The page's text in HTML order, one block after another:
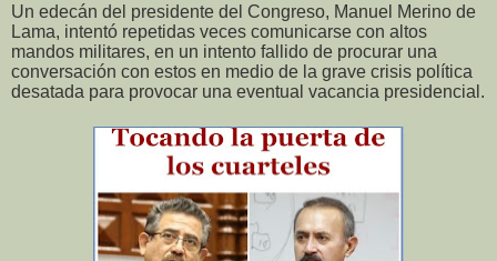
Un edecán del presidente del Congreso, Manuel Merino de
Lama, intentó repetidas veces comunicarse con altos
mandos militares, en un intento fallido de procurar una
conversación con estos en medio de la grave crisis política
desatada para provocar una eventual vacancia presidencial.